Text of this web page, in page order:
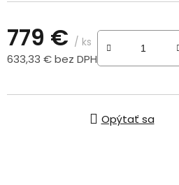
779 € / ks
633,33 € bez DPH
Opýtať sa